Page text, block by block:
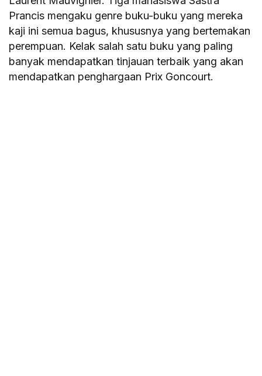
Prancis mengaku genre buku-buku yang mereka
kaji ini semua bagus, khususnya yang bertemakan
perempuan. Kelak salah satu buku yang paling
banyak mendapatkan tinjauan terbaik yang akan
mendapatkan penghargaan Prix Goncourt.